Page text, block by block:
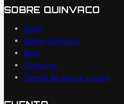
SOBRE QUINVACO
Inicio
Sobre Quinvaco
Blog
Contacto
Tienda de pesca y caza